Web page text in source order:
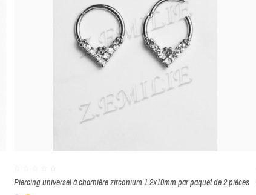
Piercing universel à charnière zirconium 1.2x10mm par paquet de 2 pièces